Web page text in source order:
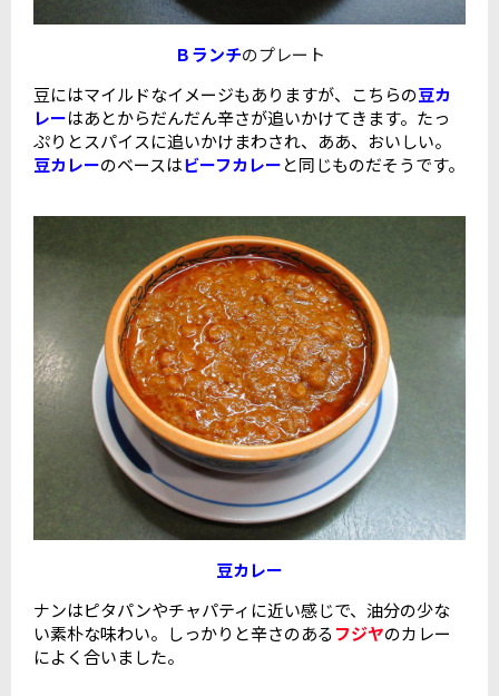
Ｂランチのプレート
豆にはマイルドなイメージもありますが、こちらの豆カ
レーはあとからだんだん辛さが追いかけてきます。たっ
ぷりとスパイスに追いかけまわされ、ああ、おいしい。
豆カレーのベースはビーフカレーと同じものだそうです。
豆カレー
ナンはピタパンやチャパティに近い感じで、油分の少な
い素朴な味わい。しっかりと辛さのあるフジヤのカレー
によく合いました。